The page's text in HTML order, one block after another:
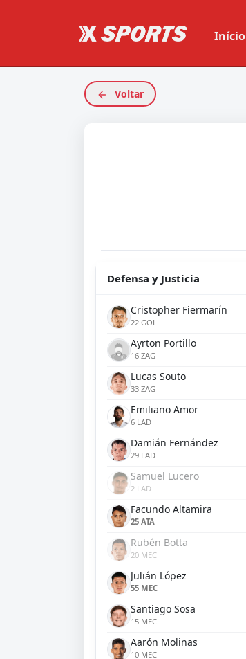
Início
Voltar
Defensa y Justicia
Cristopher Fiermarín
22 GOL
Ayrton Portillo
16 ZAG
Lucas Souto
33 ZAG
Emiliano Amor
6 LAD
Damián Fernández
29 LAD
Samuel Lucero
2 LAD
Facundo Altamira
25 ATA
Rubén Botta
20 MEC
Julián López
55 MEC
Santiago Sosa
15 MEC
Aarón Molinas
10 MEC